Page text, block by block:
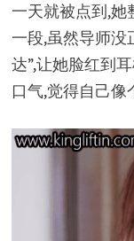
一天就被点到,她
一段,虽然导师没
达”,让她脸红到
口气,觉得自己像